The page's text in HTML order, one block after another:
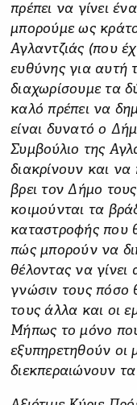
πρέπει να γίνει
μπορούμε ως
Αγλαντζιάς (που
ευθύνης για αυτή
διαχωρίσουμε τα
καλό πρέπει να
είναι δυνατό ο
Συμβούλιο της
διακρίνουν και
βρει τον Δήμο
κοιμούνται τα
καταστροφής που
πώς μπορούν να
θέλοντας να γίνει
γνώσιν τους πόσο
τους άλλα και οι
Μήπως το μόνο που
εξυπηρετηθούν οι
διεκπεραιώνουν